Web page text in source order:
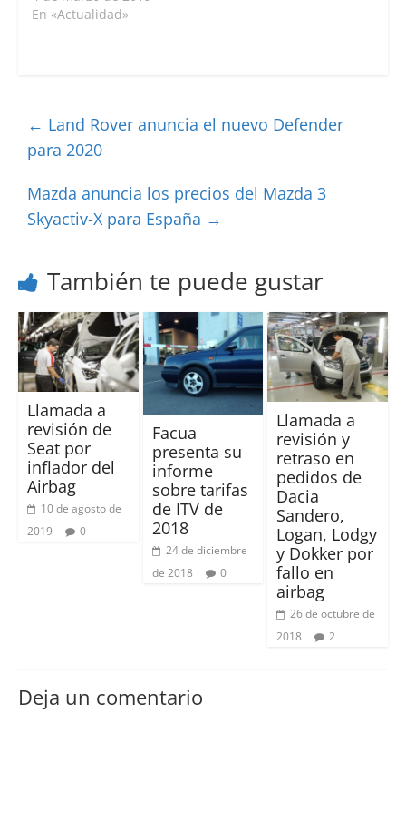
En «Actualidad»
← Land Rover anuncia el nuevo Defender
para 2020
Mazda anuncia los precios del Mazda 3
Skyactiv-X para España →
También te puede gustar
Llamada a
revisión de
Seat por
inflador del
Airbag
10 de agosto de
2019
0
Facua
presenta su
informe
sobre tarifas
de ITV de
2018
24 de diciembre
de 2018
0
Llamada a
revisión y
retraso en
pedidos de
Dacia
Sandero,
Logan, Lodgy
y Dokker por
fallo en
airbag
26 de octubre de
2018
2
Deja un comentario